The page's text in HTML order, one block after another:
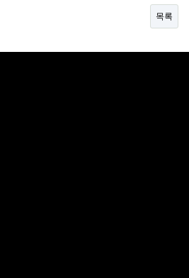
목록